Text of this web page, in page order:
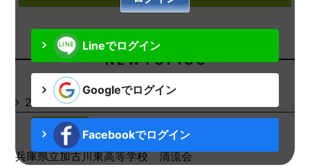
Lineでログイン
Googleでログイン
Facebookでログイン
N E W T O P I C S
2026.08.07
お知らせ
兵庫県立加古川東高等学校 清流会